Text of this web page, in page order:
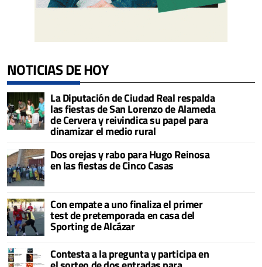
NOTICIAS DE HOY
La Diputación de Ciudad Real respalda
las fiestas de San Lorenzo de Alameda
de Cervera y reivindica su papel para
dinamizar el medio rural
Dos orejas y rabo para Hugo Reinosa
en las fiestas de Cinco Casas
Con empate a uno finaliza el primer
test de pretemporada en casa del
Sporting de Alcázar
Contesta a la pregunta y participa en